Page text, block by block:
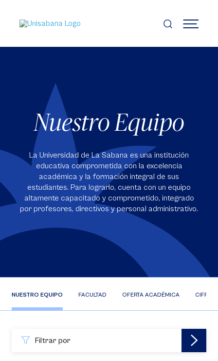
contenido
principal
MENÚ
Nuestro Equipo
La Universidad de La Sabana es una institución
educativa comprometida con la excelencia
académica y la formación integral de sus
estudiantes. Para lograrlo, cuenta con un equipo
altamente capacitado y comprometido, integrado
por profesores, directivos y personal administrativo.
NUESTRO EQUIPO FACULTAD OFERTA ACADÉMICA CIFRAS
Filtrar por